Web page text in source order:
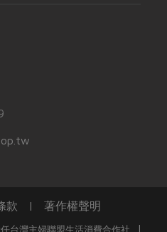
款 | 著作權聲明
台灣主婦聯盟生活消費合作社 |